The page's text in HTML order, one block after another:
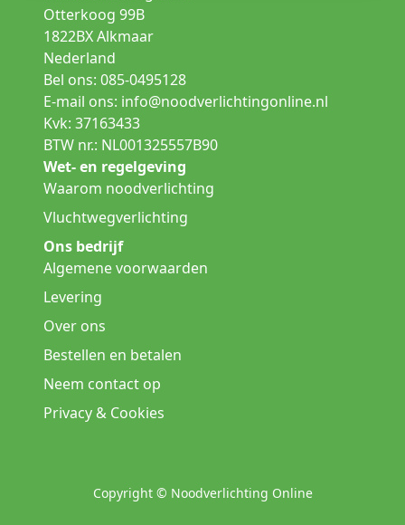
Otterkoog 99B
1822BX Alkmaar
Nederland
Bel ons: 085-0495128
E-mail ons: info@noodverlichtingonline.nl
Kvk: 37163433
BTW nr.: NL001325557B90
Wet- en regelgeving
Waarom noodverlichting
Vluchtwegverlichting
Ons bedrijf
Algemene voorwaarden
Levering
Over ons
Bestellen en betalen
Neem contact op
Privacy & Cookies
Copyright © Noodverlichting Online